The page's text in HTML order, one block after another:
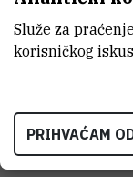
Služe za
korisničkog
PRIHVAĆAM